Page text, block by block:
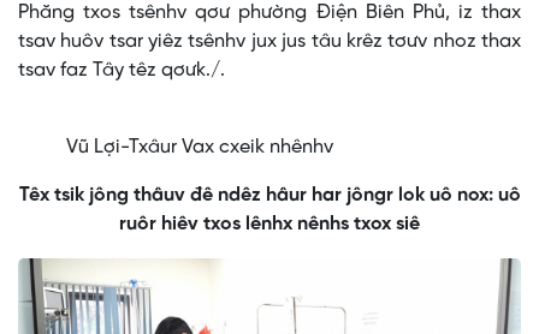
Phăng txos tsênhv qơư phường Điện Biên Phủ, iz thax
tsav huôv tsar yiêz tsênhv jux jus tâu krêz tơưv nhoz thax
tsav faz Tây têz qơưk./.
Vũ Lợi-Txâur Vax cxeik nhênhv
Têx tsik jông thâuv đê ndêz hâur har jôngr lok uô nox: uô
ruôr hiêv txos lênhx nênhs txox siê